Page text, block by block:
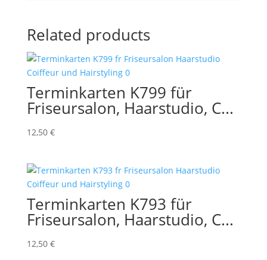
Related products
Terminkarten K799 für
Friseursalon, Haarstudio, C...
12,50 €
Terminkarten K793 für
Friseursalon, Haarstudio, C...
12,50 €